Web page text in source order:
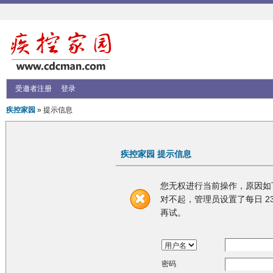
受邀者注册 登录
疾控家园 » 提示信息
疾控家园 提示信息
您无权进行当前操作，原因如
对不起，管理员设置了每日
再试。
密码